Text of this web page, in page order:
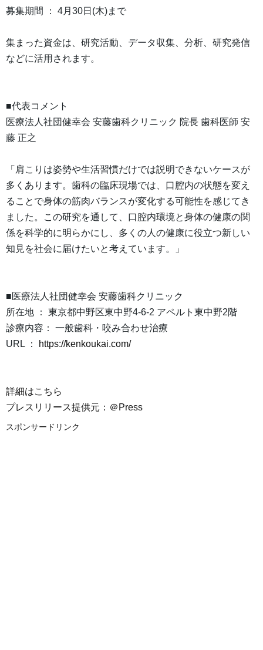
募集期間 ： 4月30日(木)まで
集まった資金は、研究活動、データ収集、分析、研究発信
などに活用されます。
■代表コメント
医療法人社団健幸会 安藤歯科クリニック 院長 歯科医師 安
藤 正之
「肩こりは姿勢や生活習慣だけでは説明できないケースが
多くあります。歯科の臨床現場では、口腔内の状態を変え
ることで身体の筋肉バランスが変化する可能性を感じてき
ました。この研究を通して、口腔内環境と身体の健康の関
係を科学的に明らかにし、多くの人の健康に役立つ新しい
知見を社会に届けたいと考えています。」
■医療法人社団健幸会 安藤歯科クリニック
所在地 ： 東京都中野区東中野4-6-2 アペルト東中野2階
診療内容： 一般歯科・咬み合わせ治療
URL ：
https://kenkoukai.com/
詳細はこちら
プレスリリース提供元：＠Press
スポンサードリンク